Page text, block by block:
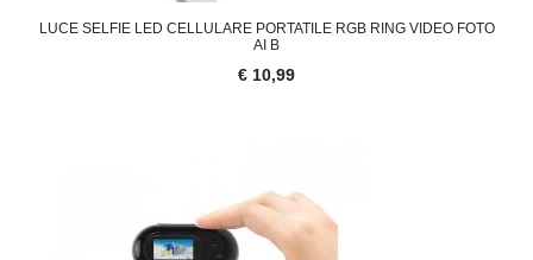
LUCE SELFIE LED CELLULARE PORTATILE RGB RING VIDEO FOTO
AI B
€ 10,99